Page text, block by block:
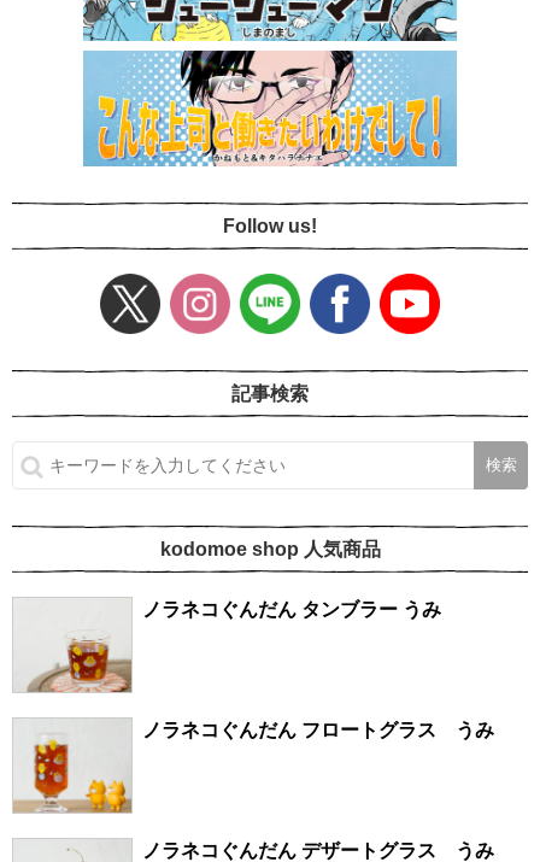
Follow us!
記事検索
kodomoe shop 人気商品
ノラネコぐんだん タンブラー うみ
ノラネコぐんだん フロートグラス うみ
ノラネコぐんだん デザートグラス うみ